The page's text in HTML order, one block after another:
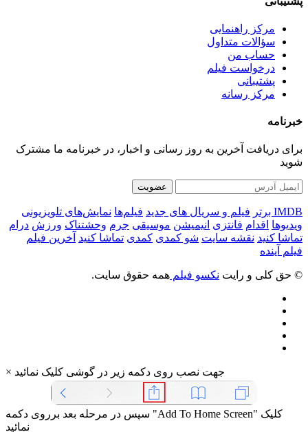
مرکز راهنمایی
سؤالات متداول
حساب من
درخواست فیلم
پشتیبانی
مرکز رسانه
خبرنامه
برای دریافت آخرین به روز رسانی و اخبار، در خبرنامه ما مشترک
شوید
عضویت
IMDB برتر فیلم و سریال های جدید فیلم‌ها نمایش‌های تلویزیونی
ویدیوها اقدام فانتزی انیمیشن موسیقی جرم وحشتناک ورزش درام
تماشا کنید نقشه سایت شو کمدی کمدی تماشا کنید آخرین فیلم
فیلم آینده
© حق کلی و رایت نکسو فیلم همه حقوق سایت.
× جهت نصب روی دکمه زیر در گوشی کلیک نمائید
سپس در مرحله بعد برروی دکمه "Add To Home Screen" کلیک
نمائید